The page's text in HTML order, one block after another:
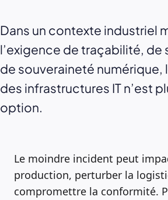
Dans un contexte industriel
l’exigence de traçabilité, de
de souveraineté numérique,
des infrastructures IT n’est
option.
Le moindre incident peut
production, perturber la
compromettre la conformité.